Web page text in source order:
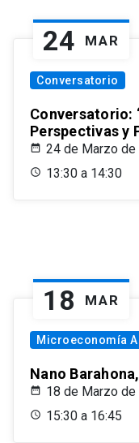
24 MAR
Conversatorio
Conversatorio:
Perspectivas y
24 de Marzo de
13:30 a 14:30
18 MAR
Microeconomía
Nano
18 de Marzo de
15:30 a 16:45